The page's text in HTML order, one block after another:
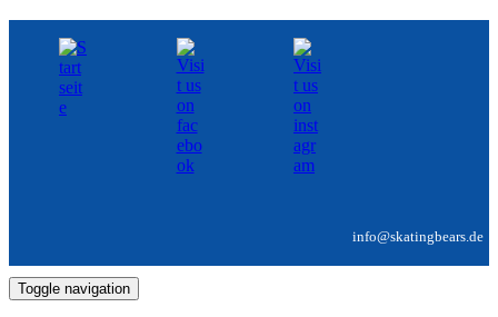
info@skatingbears.de
Toggle navigation